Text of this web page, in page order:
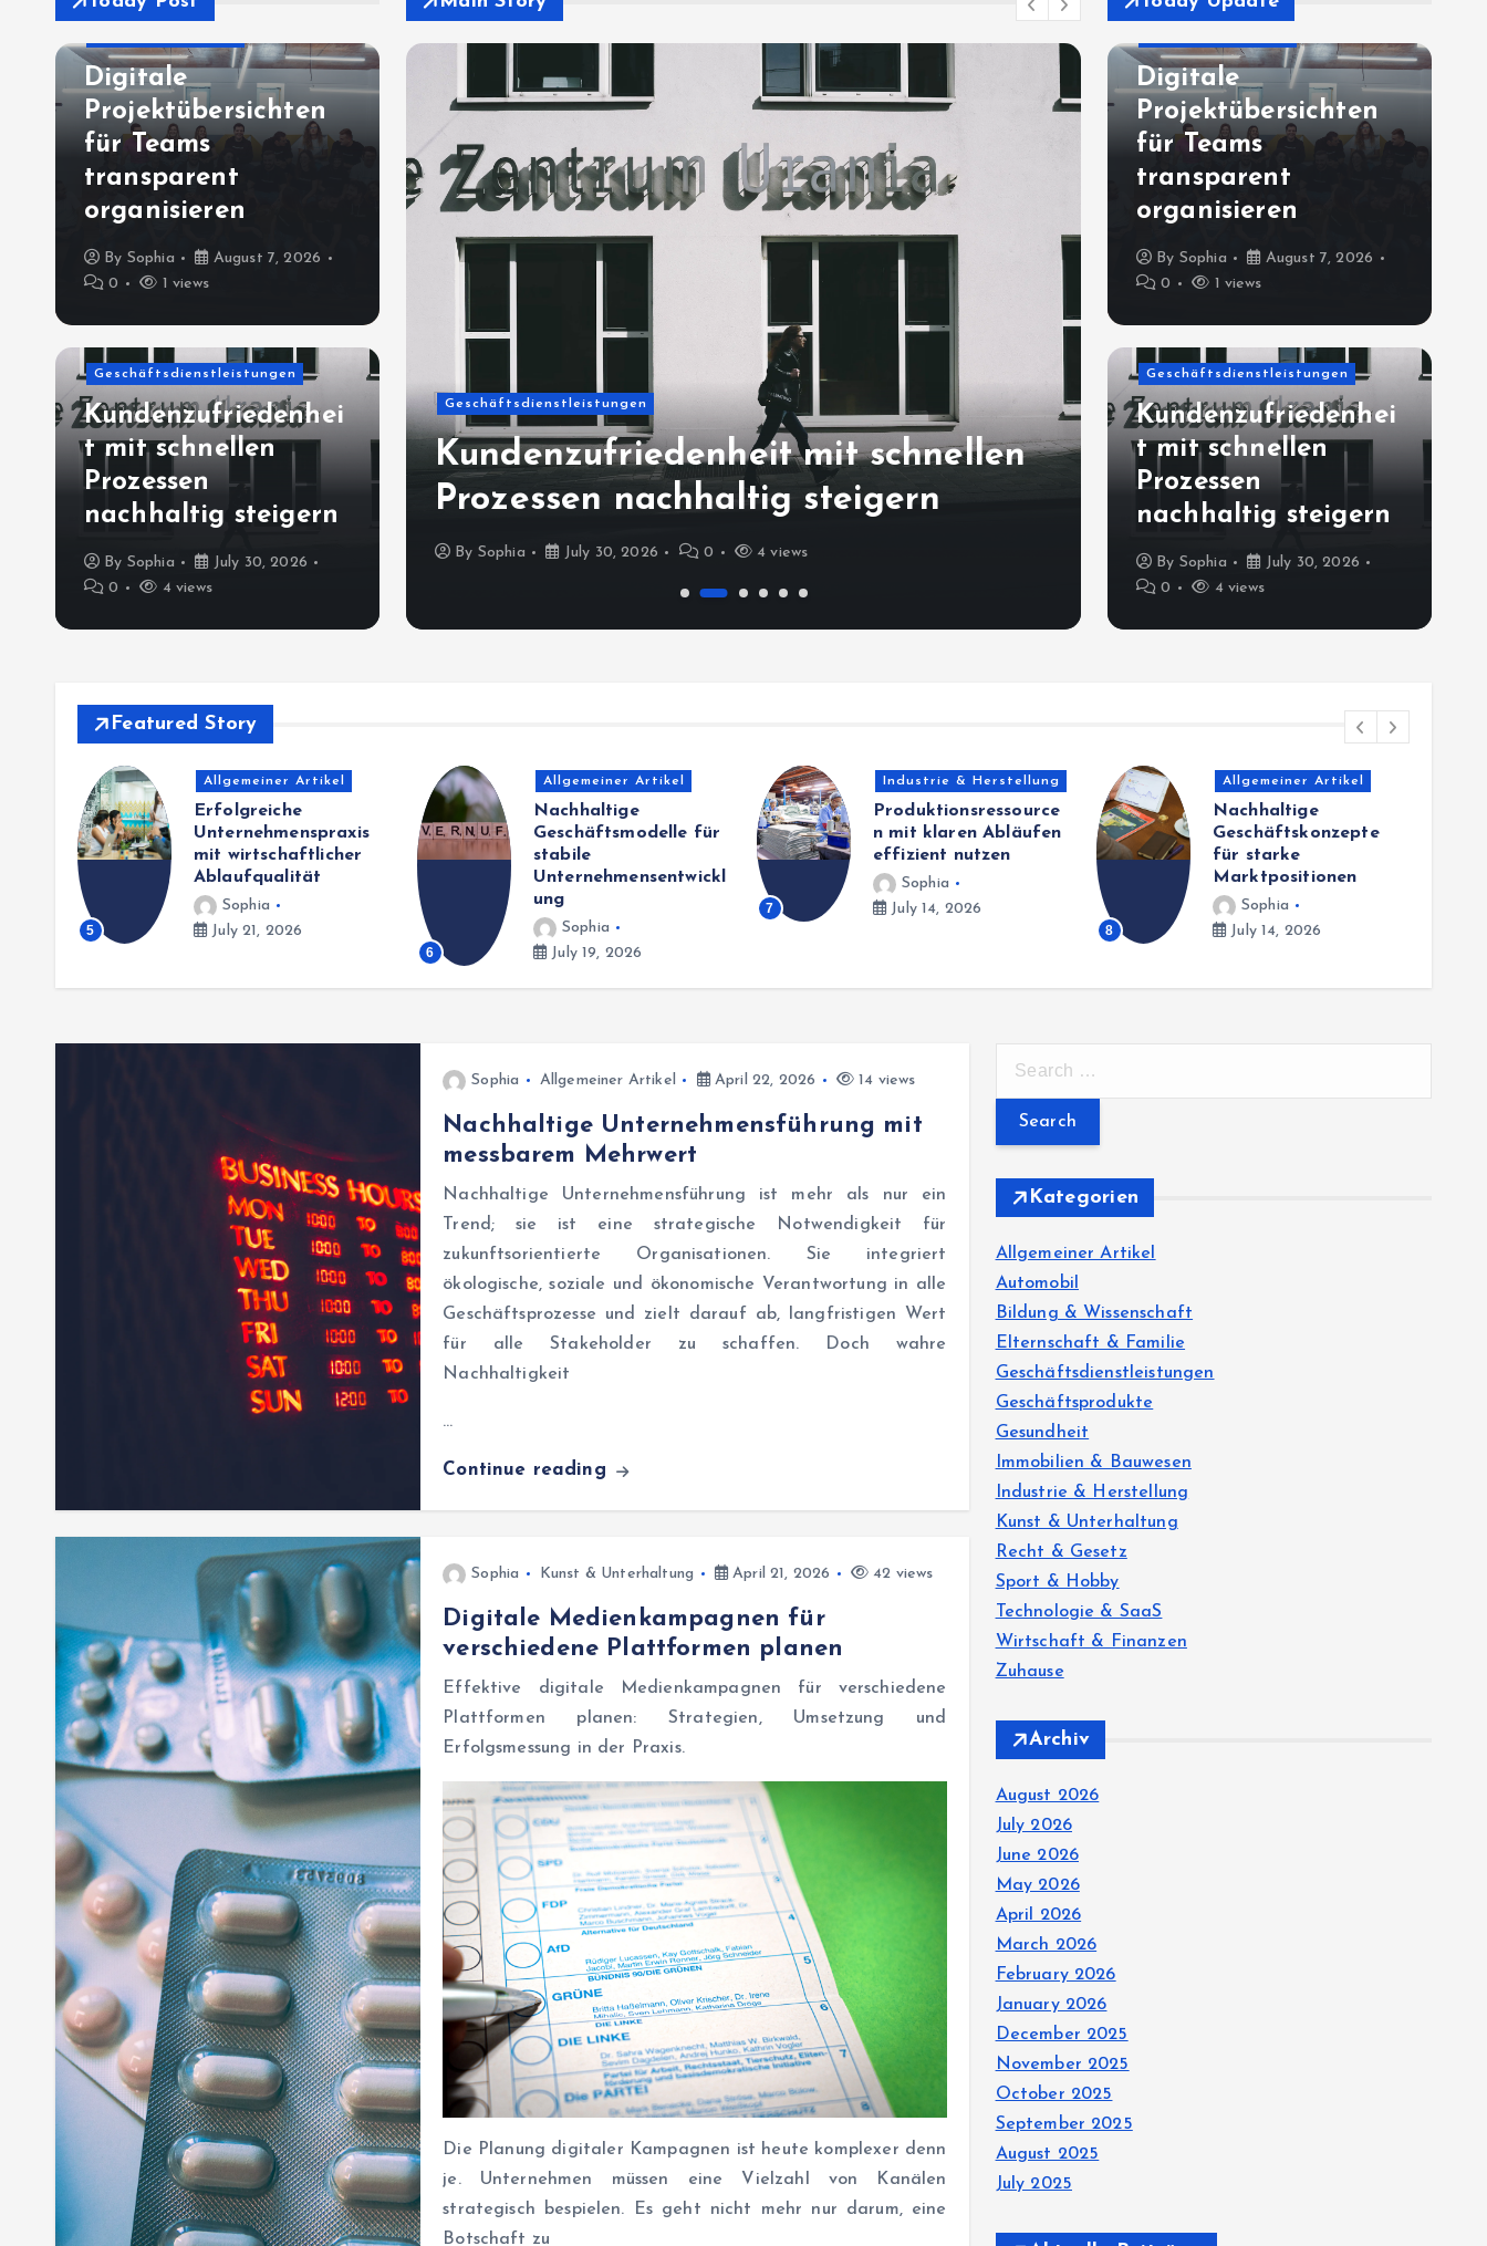
Digitale
Projektübersichten
für Teams
transparent
organisieren
By Sophia
August 7, 2026
0
1 views
Geschäftsdienstleistungen
Kundenzufriedenhei
t mit schnellen
Prozessen
nachhaltig steigern
By Sophia
July 30, 2026
0
4 views
für
organisieren
1 views
Geschäftsdienstleistungen
Kundenzufriedenheit mit schnellen
Prozessen nachhaltig steigern
By Sophia July 30, 2026 0 4 views
Praxisorientierte
belastbare
By Sophia July 26, 2026
Digitale
Projektübersichten
für Teams
transparent
organisieren
By Sophia
August 7, 2026
0
1 views
Geschäftsdienstleistungen
Kundenzufriedenhei
t mit schnellen
Prozessen
nachhaltig steigern
By Sophia
July 30, 2026
0
4 views
Featured Story
5
Allgemeiner Artikel
Erfolgreiche
Unternehmenspraxis
mit wirtschaftlicher
Ablaufqualität
Sophia
July 21, 2026
6
Allgemeiner Artikel
Nachhaltige
Geschäftsmodelle für
stabile
Unternehmensentwickl
ung
Sophia
July 19, 2026
7
Industrie & Herstellung
Produktionsressource
n mit klaren Abläufen
effizient nutzen
Sophia
July 14, 2026
8
Allgemeiner Artikel
Nachhaltige
Geschäftskonzepte
für starke
Marktpositionen
Sophia
July 14, 2026
Sophia Allgemeiner Artikel April 22, 2026 14 views
Nachhaltige Unternehmensführung mit
messbarem Mehrwert
Nachhaltige Unternehmensführung ist mehr als nur ein
Trend; sie ist eine strategische Notwendigkeit für
zukunftsorientierte Organisationen. Sie integriert
ökologische, soziale und ökonomische Verantwortung in alle
Geschäftsprozesse und zielt darauf ab, langfristigen Wert
für alle Stakeholder zu schaffen. Doch wahre
Nachhaltigkeit
…
Continue reading
Sophia Kunst & Unterhaltung April 21, 2026 42 views
Digitale Medienkampagnen für
verschiedene Plattformen planen
Effektive digitale Medienkampagnen für verschiedene
Plattformen planen: Strategien, Umsetzung und
Erfolgsmessung in der Praxis.
Die Planung digitaler Kampagnen ist heute komplexer denn
je. Unternehmen müssen eine Vielzahl von Kanälen
strategisch bespielen. Es geht nicht mehr nur darum, eine
Botschaft zu
r
c
o
r
:
Kategorien
Allgemeiner Artikel
Automobil
Bildung & Wissenschaft
Elternschaft & Familie
Geschäftsdienstleistungen
Geschäftsprodukte
Gesundheit
Immobilien & Bauwesen
Industrie & Herstellung
Kunst & Unterhaltung
Recht & Gesetz
Sport & Hobby
Technologie & SaaS
Wirtschaft & Finanzen
Zuhause
Archiv
August 2026
July 2026
June 2026
May 2026
April 2026
March 2026
February 2026
January 2026
December 2025
November 2025
October 2025
September 2025
August 2025
July 2025